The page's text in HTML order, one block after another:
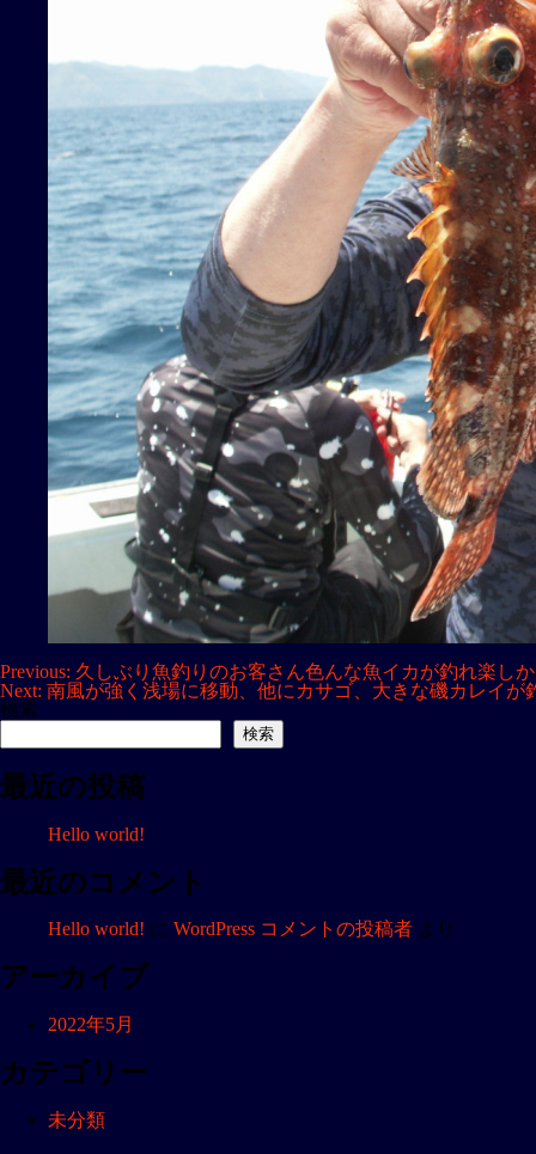
投
稿
ゲ
ョ
ン
Previous: 久しぶり魚釣りのお客さん色んな魚イカが釣れ楽し
Next: 南風が強く浅場に移動、他にカサゴ、大きな磯カレイが
検索
検索
最近の投稿
Hello world!
最近のコメント
Hello world! に WordPress コメントの投稿者 より
アーカイブ
2022年5月
カテゴリー
未分類